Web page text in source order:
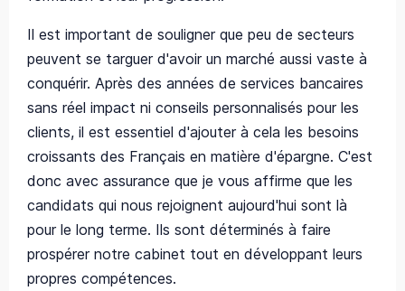
Il est important de souligner que peu de secteurs
peuvent se targuer d'avoir un marché aussi vaste à
conquérir. Après des années de services bancaires
sans réel impact ni conseils personnalisés pour les
clients, il est essentiel d'ajouter à cela les besoins
croissants des Français en matière d'épargne. C'est
donc avec assurance que je vous affirme que les
candidats qui nous rejoignent aujourd'hui sont là
pour le long terme. Ils sont déterminés à faire
prospérer notre cabinet tout en développant leurs
propres compétences.